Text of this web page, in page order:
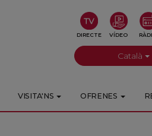
DIRECTE VÍDEO
Català
VISITA'NS OFRENES